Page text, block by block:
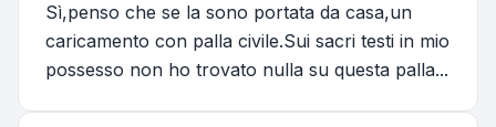
Sì,penso che se la sono portata da casa,un
caricamento con palla civile.Sui sacri testi in mio
possesso non ho trovato nulla su questa palla...